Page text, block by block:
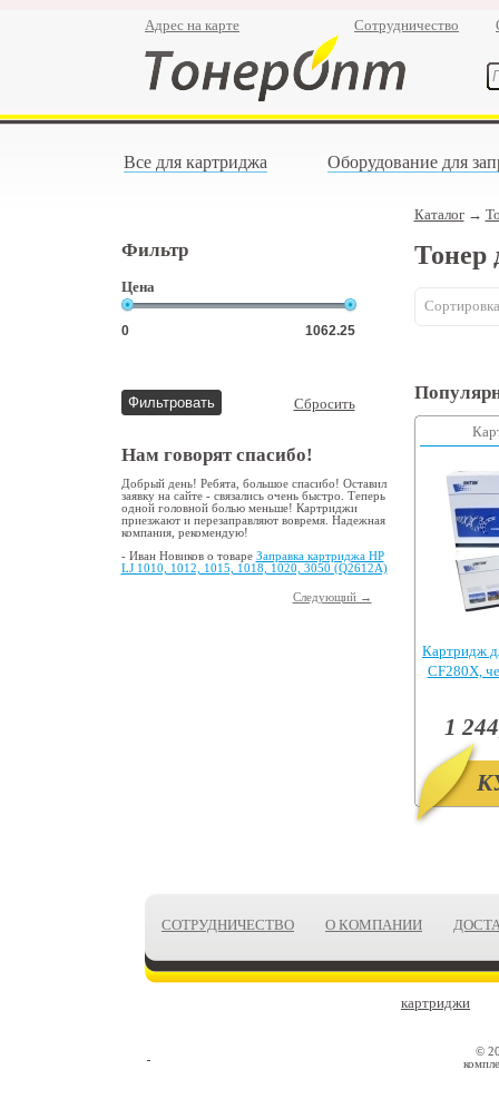
Адрес на карте Сотрудничество
Все для картриджа Оборудование для
Фильтр
Цена
Сбросить
Нам говорят спасибо!
Добрый день! Ребята, большое спасибо! Оставил
заявку на сайте - связались очень быстро. Теперь
одной головной болью меньше! Картриджи
приезжают и перезаправляют вовремя. Надежная
компания, рекомендую!
- Иван Новиков о товаре Заправка картриджа HP
LJ 1010, 1012, 1015, 1018, 1020, 3050 (Q2612A)
Следующий →
Каталог→
Тонер
Картридж
CF280X,
1
СОТРУДНИЧЕСТВО О КОМПАНИИ
картриджи
©